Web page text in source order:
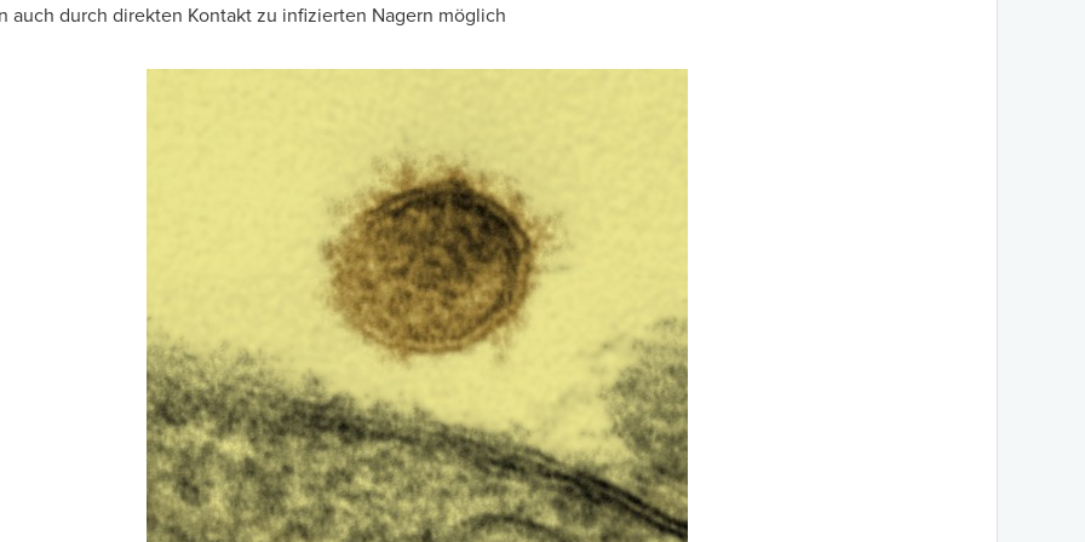
auch durch direkten Kontakt zu infizierten Nagern möglich